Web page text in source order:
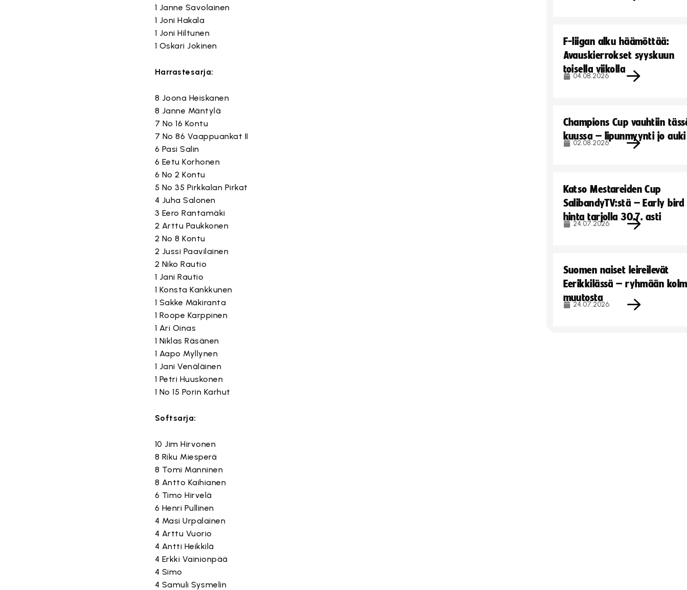
1 Janne Savolainen
1 Joni Hakala
1 Joni Hiltunen
1 Oskari Jokinen
Harrastesarja:
8 Joona Heiskanen
8 Janne Mäntylä
7 No 16 Kontu
7 No 86 Vaappuankat II
6 Pasi Salin
6 Eetu Korhonen
6 No 2 Kontu
5 No 35 Pirkkalan Pirkat
4 Juha Salonen
3 Eero Rantamäki
2 Arttu Paukkonen
2 No 8 Kontu
2 Jussi Paavilainen
2 Niko Rautio
1 Jani Rautio
1 Konsta Kankkunen
1 Sakke Mäkiranta
1 Roope Karppinen
1 Ari Oinas
1 Niklas Räsänen
1 Aapo Myllynen
1 Jani Venäläinen
1 Petri Huuskonen
1 No 15 Porin Karhut
Softsarja:
10 Jim Hirvonen
8 Riku Miesperä
8 Tomi Manninen
8 Antto Kaihianen
6 Timo Hirvelä
6 Henri Pullinen
4 Masi Urpalainen
4 Arttu Vuorio
4 Antti Heikkilä
4 Erkki Vainionpää
4 Simo
4 Samuli Sysmelin
F-liigan alku häämöttää:
Avauskierrokset syyskuun
toisella viikolla
04.08.2026
Champions Cup vauhtiin
kuussa – lipunmyynti jo auki
02.08.2026
Katso Mestareiden Cup
SalibandyTV:stä – Early
hinta tarjolla 30.7. asti
24.07.2026
Suomen naiset leireilevät
Eerikkilässä – ryhmään
muutosta
24.07.2026